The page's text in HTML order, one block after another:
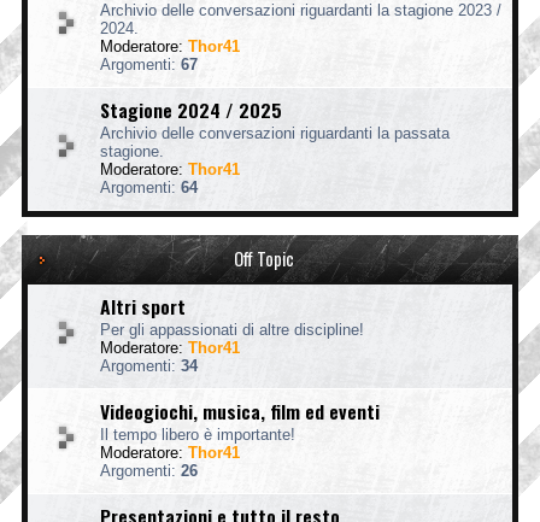
Archivio delle conversazioni riguardanti la stagione 2023 /
2024.
Moderatore: Thor41
Argomenti: 67
Stagione 2024 / 2025
Archivio delle conversazioni riguardanti la passata
stagione.
Moderatore: Thor41
Argomenti: 64
Off Topic
Altri sport
Per gli appassionati di altre discipline!
Moderatore: Thor41
Argomenti: 34
Videogiochi, musica, film ed eventi
Il tempo libero è importante!
Moderatore: Thor41
Argomenti: 26
Presentazioni e tutto il resto